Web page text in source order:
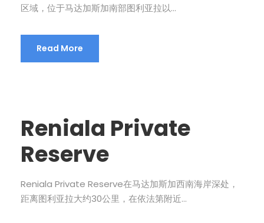
区域，位于马达加斯加南部图利亚拉以...
Read More
Reniala Private
Reserve
Reniala Private Reserve在马达加斯加西南海岸深处，
距离图利亚拉大约30公里，在依法第附近...